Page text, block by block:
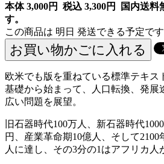
本体 3,000円 税込 3,300円
国内送料
す。
この商品は 明日 発送できる予定です
欧米でも版を重ねている標準テキス
基礎から始まって、人口転換、発展
広い問題を展望。
旧石器時代100万人、新石器時代
円、産業革命期10億人、そして2100
人に達し、その3分の1はアフリカ